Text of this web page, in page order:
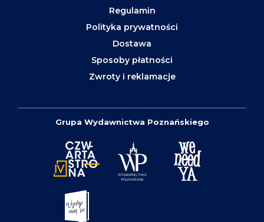
Regulamin
Polityka prywatności
Dostawa
Sposoby płatności
Zwroty i reklamacje
Grupa Wydawnictwa Poznańskiego